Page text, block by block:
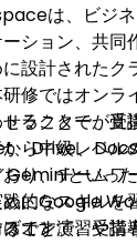
は、ビジネ
ション、共同
設計されたク
修ではオンラ
ることで、
、Drive、
といっ
的なスキルを
オン演習や指
ラクターが直
ら中級レベル
り、チームワ
にGoogle
です。
ことで、受講